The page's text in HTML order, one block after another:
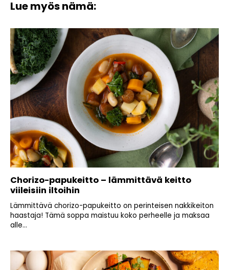
Lue myös nämä:
Chorizo-papukeitto – lämmittävä keitto
viileisiin iltoihin
Lämmittävä chorizo-papukeitto on perinteisen nakkikeiton
haastaja! Tämä soppa maistuu koko perheelle ja maksaa
alle...